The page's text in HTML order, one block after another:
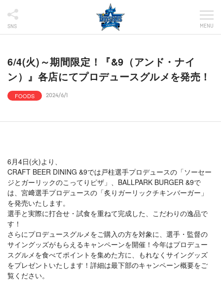
SNS MENU
6/4(火)～期間限定！『&9（アンド・ナイ
ン）』各店にてプロデュースグルメを発売！
FOODS 2024/6/1
6月4日(火)より、
CRAFT BEER DINING &9では戸柱選手プロデュースの「ソーセー
ジとガーリックのこってりピザ」、BALLPARK BURGER &9で
は、宮﨑選手プロデュースの「炙りガーリックチキンバーガー」
を発売いたします。
選手と実際に打合せ・試食を重ねて完成した、こだわりの逸品で
す！
さらにプロデュースグルメをご購入の方を対象に、選手・監督の
サイングッズがもらえるキャンペーンを開催！今年はプロデュー
スグルメを食べてポイントを集めた方に、もれなくサイングッズ
をプレゼントいたします！詳細は最下部のキャンペーン概要をご
覧ください。